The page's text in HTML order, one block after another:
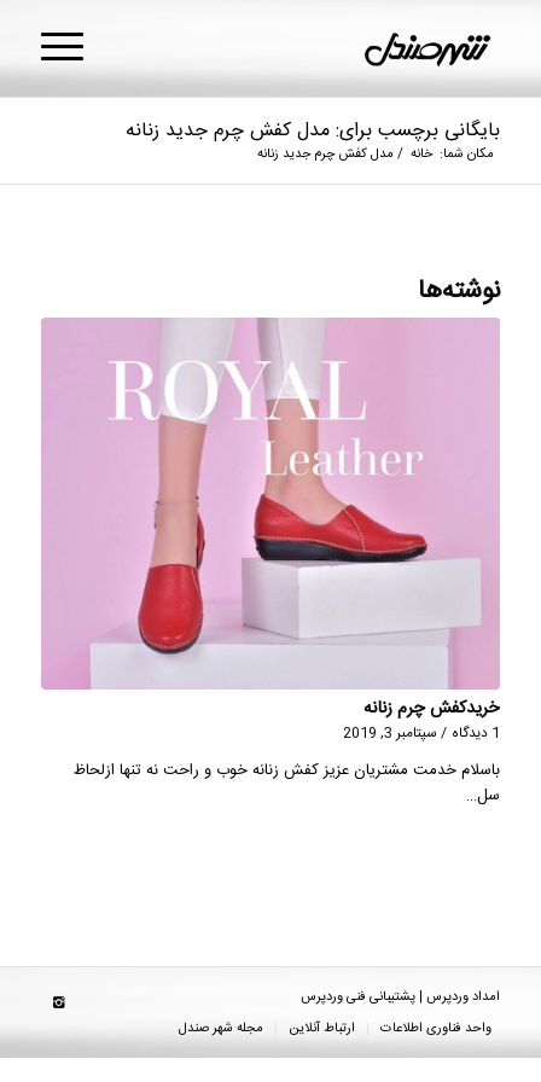
بایگانی برچسب برای: مدل کفش چرم جدید زنانه
مکان شما: خانه / مدل کفش چرم جدید زنانه
نوشته‌ها
خریدکفش چرم زنانه
1 دیدگاه / سپتامبر 3, 2019
باسلام خدمت مشتریان عزیز کفش زنانه خوب و راحت نه تنها ازلحاظ
سل…
امداد وردپرس | پشتیبانی فنی وردپرس
واحد فناوری اطلاعات
ارتباط آنلاین مجله شهر صندل